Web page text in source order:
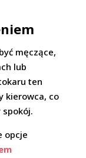
męczące,
lub
ten
kierowca, co
opcje